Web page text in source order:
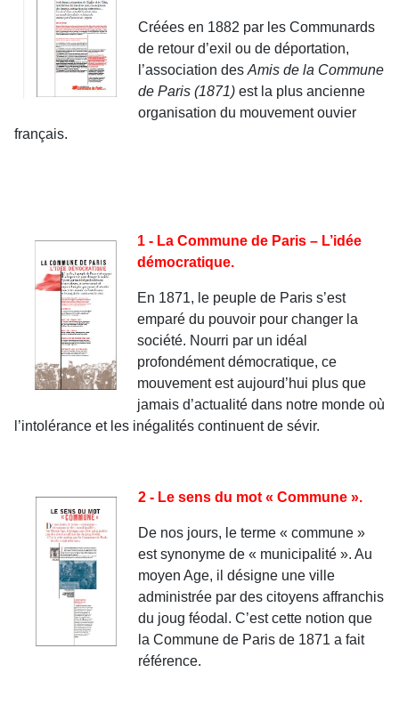
Créées en 1882 par les Communards
de retour d’exil ou de déportation,
l’association des Amis de la Commune
de Paris (1871) est la plus ancienne
organisation du mouvement ouvier
français.
1 - La Commune de Paris – L’idée
démocratique.
En 1871, le peuple de Paris s’est
emparé du pouvoir pour changer la
société. Nourri par un idéal
profondément démocratique, ce
mouvement est aujourd’hui plus que
jamais d’actualité dans notre monde où
l’intolérance et les inégalités continuent de sévir.
2 - Le sens du mot « Commune ».
De nos jours, le terme « commune »
est synonyme de « municipalité ». Au
moyen Age, il désigne une ville
administrée par des citoyens affranchis
du joug féodal. C’est cette notion que
la Commune de Paris de 1871 a fait
référence.